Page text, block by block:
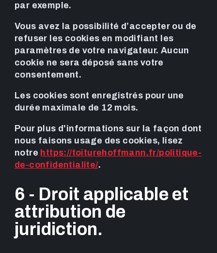
par exemple.
Vous avez la possibilité d’accepter ou de
refuser les cookies en modifiant les
paramètres de votre navigateur. Aucun
cookie ne sera déposé sans votre
consentement.
Les cookies sont enregistrés pour une
durée maximale de 12 mois.
Pour plus d'informations sur la façon dont
nous faisons usage des cookies, lisez
notre https://toiturehoffmann.fr/politique-
de-confidentialite/.
6 - Droit applicable et
attribution de
juridiction.